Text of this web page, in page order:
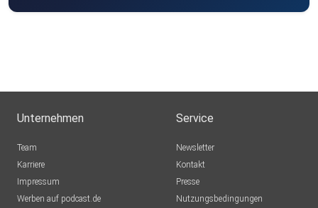
Unternehmen
Team
Karriere
Impressum
Werben auf podcast.de
Service
Newsletter
Kontakt
Presse
Nutzungsbedingungen